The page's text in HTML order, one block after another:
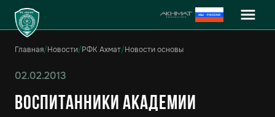
Главная/Новости/РФК Ахмат/Новости основы
02.02.2013
Воспитанники Академии